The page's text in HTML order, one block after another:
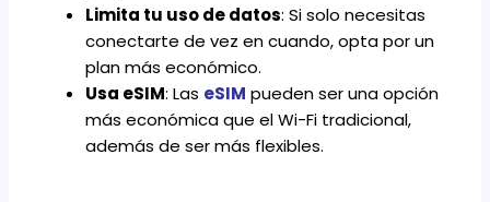
Limita tu uso de datos: Si solo necesitas
conectarte de vez en cuando, opta por un
plan más económico.
Usa eSIM: Las eSIM pueden ser una opción
más económica que el Wi-Fi tradicional,
además de ser más flexibles.